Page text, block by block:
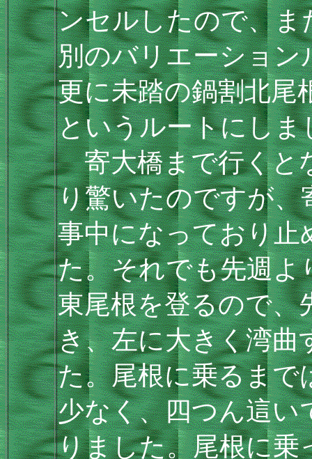
ンセルしたので、ま
別のバリエーション
更に未踏の鍋割北尾
というルートにしま
寄大橋まで行くと
り驚いたのですが、
事中になっており
た。それでも先週よ
東尾根を登るので、
き、左に大きく湾曲
た。尾根に乗るまで
少なく、四つん這い
りました。尾根に乗